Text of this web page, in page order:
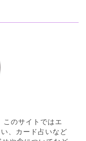
このサイトではエ
、カード占いなど